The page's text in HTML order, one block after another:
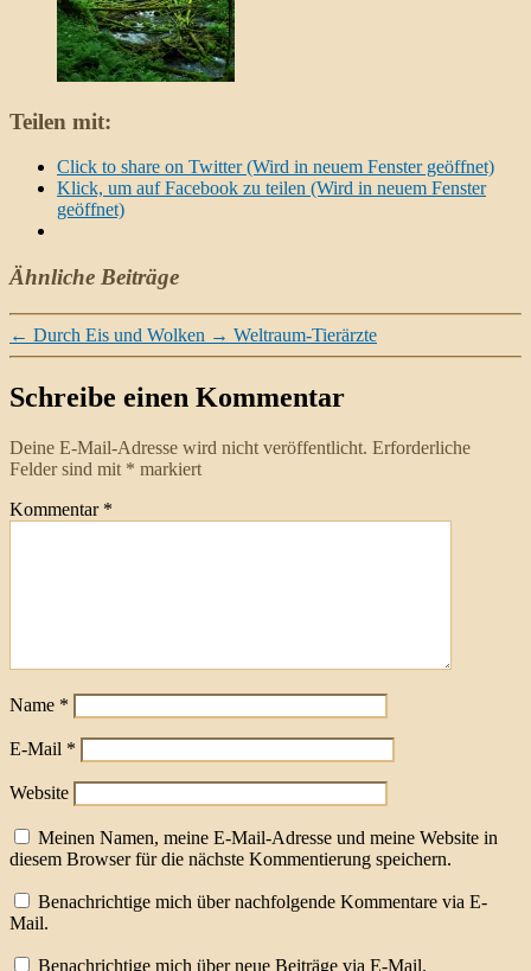
Teilen mit:
Click to share on Twitter (Wird in neuem Fenster geöffnet)
Klick, um auf Facebook zu teilen (Wird in neuem Fenster
geöffnet)
Ähnliche Beiträge
← Durch Eis und Wolken → Weltraum-Tierärzte
Schreibe einen Kommentar
Deine E-Mail-Adresse wird nicht veröffentlicht. Erforderliche
Felder sind mit * markiert
Kommentar *
Name *
E-Mail *
Website
Meinen Namen, meine E-Mail-Adresse und meine Website in
diesem Browser für die nächste Kommentierung speichern.
Benachrichtige mich über nachfolgende Kommentare via E-
Mail.
Benachrichtige mich über neue Beiträge via E-Mail.